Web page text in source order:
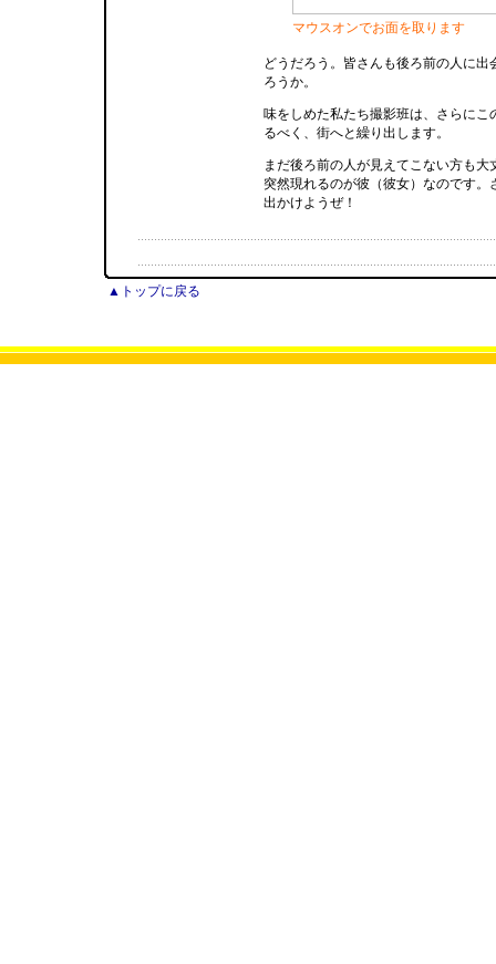
マウスオンでお面を取ります
どうだろう。皆さんも後ろ前の人に出
ろうか。
味をしめた私たち撮影班は、さらにこ
るべく、街へと繰り出します。
まだ後ろ前の人が見えてこない方も大
突然現れるのが彼（彼女）なのです。
出かけようぜ！
▲トップに戻る